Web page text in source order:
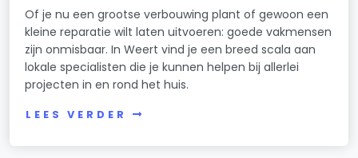
Of je nu een grootse verbouwing plant of gewoon een
kleine reparatie wilt laten uitvoeren: goede vakmensen
zijn onmisbaar. In Weert vind je een breed scala aan
lokale specialisten die je kunnen helpen bij allerlei
projecten in en rond het huis.
LEES VERDER